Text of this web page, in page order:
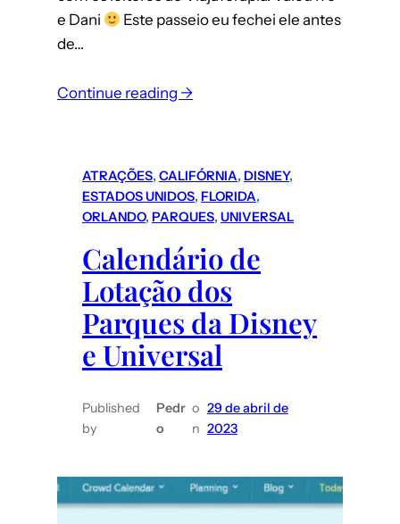
e Dani
Este passeio eu fechei ele antes
de…
Continue reading →:
(Peru):
roteiro
completo
uma
viagem
de
casal
ATRAÇÕES, CALIFÓRNIA, DISNEY
ESTADOS UNIDOS, FLORIDA
ORLANDO, PARQUES, UNIVERSAL
Calendário de
Lotação dos
Parques da Disney
e Universal
Published
by
Pedr
o
o
n
29 de abril de
2023